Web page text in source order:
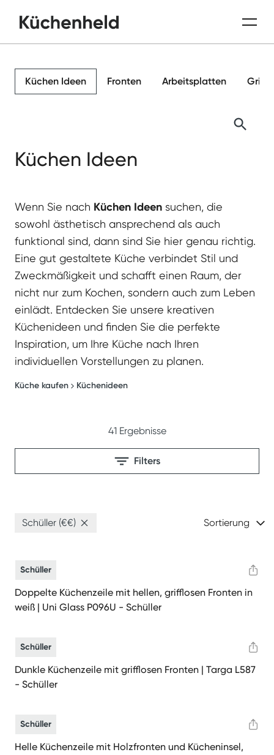
Küchen Ideen Fronten Arbeitsplatten Griffe
Küchen Ideen
Wenn Sie nach Küchen Ideen suchen, die
sowohl ästhetisch ansprechend als auch
funktional sind, dann sind Sie hier genau richtig.
Eine gut gestaltete Küche verbindet Stil und
Zweckmäßigkeit und schafft einen Raum, der
nicht nur zum Kochen, sondern auch zum Leben
einlädt. Entdecken Sie unsere kreativen
Küchenideen und finden Sie die perfekte
Inspiration, um Ihre Küche nach Ihren
individuellen Vorstellungen zu planen.
Küche kaufen Küchenideen
41Ergebnisse
Filters
Schüller (€€) Sortierung
Schüller
Doppelte Küchenzeile mit hellen, grifflosen Fronten in
weiß | Uni Glass P096U - Schüller
Schüller
Dunkle Küchenzeile mit grifflosen Fronten | Targa L587
- Schüller
Schüller
Helle Küchenzeile mit Holzfronten und Kücheninsel,